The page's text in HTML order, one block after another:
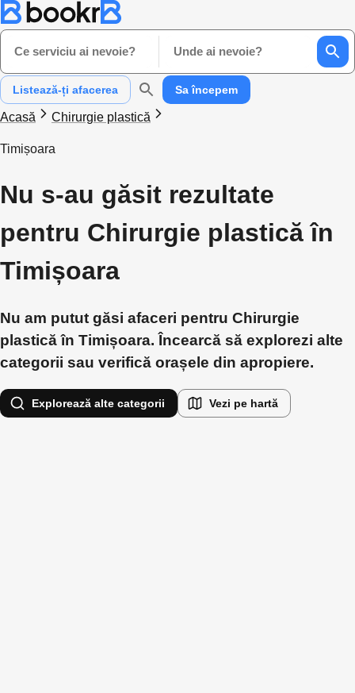
Ce serviciu ai nevoie? Unde ai nevoie?
Listează-ți afacerea Sa începem
Acasă Chirurgie plastică
Timișoara
Nu s-au găsit rezultate
pentru Chirurgie plastică în
Timișoara
Nu am putut găsi afaceri pentru Chirurgie
plastică în Timișoara. Încearcă să explorezi alte
categorii sau verifică orașele din apropiere.
Explorează alte categorii Vezi pe hartă